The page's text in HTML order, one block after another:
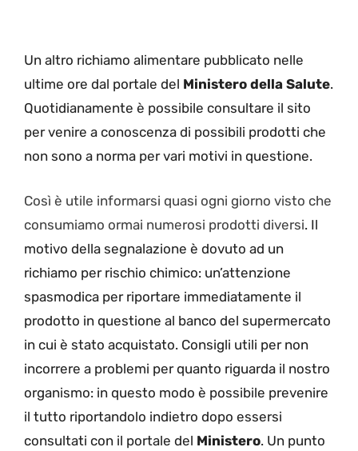
Un altro richiamo alimentare pubblicato nelle
ultime ore dal portale del Ministero della Salute.
Quotidianamente è possibile consultare il sito
per venire a conoscenza di possibili prodotti che
non sono a norma per vari motivi in questione.
Così è utile informarsi quasi ogni giorno visto che
consumiamo ormai numerosi prodotti diversi. Il
motivo della segnalazione è dovuto ad un
richiamo per rischio chimico: un’attenzione
spasmodica per riportare immediatamente il
prodotto in questione al banco del supermercato
in cui è stato acquistato. Consigli utili per non
incorrere a problemi per quanto riguarda il nostro
organismo: in questo modo è possibile prevenire
il tutto riportandolo indietro dopo essersi
consultati con il portale del Ministero. Un punto